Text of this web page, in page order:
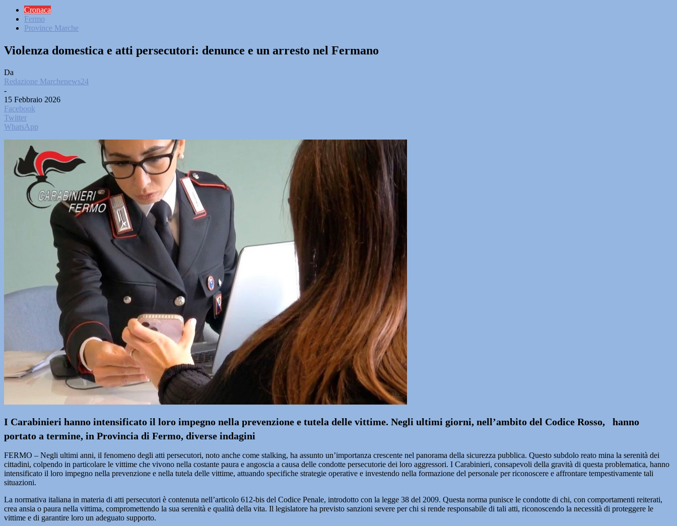
Cronaca
Fermo
Province Marche
Violenza domestica e atti persecutori: denunce e un arresto nel Fermano
Da
Redazione Marchenews24
-
15 Febbraio 2026
Facebook
Twitter
WhatsApp
I Carabinieri hanno intensificato il loro impegno nella prevenzione e tutela delle vittime. Negli ultimi giorni, nell’ambito del Codice Rosso, hanno
portato a termine, in Provincia di Fermo, diverse indagini
FERMO – Negli ultimi anni, il fenomeno degli atti persecutori, noto anche come stalking, ha assunto un’importanza crescente nel panorama della sicurezza pubblica. Questo subdolo reato mina la serenità dei
cittadini, colpendo in particolare le vittime che vivono nella costante paura e angoscia a causa delle condotte persecutorie dei loro aggressori. I Carabinieri, consapevoli della gravità di questa problematica, hanno
intensificato il loro impegno nella prevenzione e nella tutela delle vittime, attuando specifiche strategie operative e investendo nella formazione del personale per riconoscere e affrontare tempestivamente tali
situazioni.
La normativa italiana in materia di atti persecutori è contenuta nell’articolo 612-bis del Codice Penale, introdotto con la legge 38 del 2009. Questa norma punisce le condotte di chi, con comportamenti reiterati,
crea ansia o paura nella vittima, compromettendo la sua serenità e qualità della vita. Il legislatore ha previsto sanzioni severe per chi si rende responsabile di tali atti, riconoscendo la necessità di proteggere le
vittime e di garantire loro un adeguato supporto.